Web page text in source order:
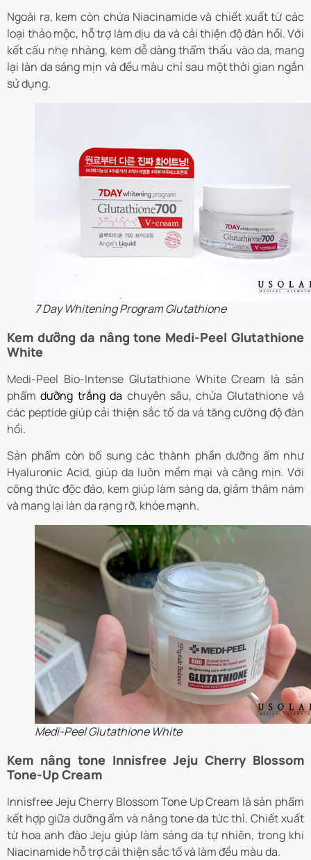
Ngoài ra, kem còn chứa Niacinamide và chiết xuất từ các
loại thảo mộc, hỗ trợ làm dịu da và cải thiện độ đàn hồi. Với
kết cấu nhẹ nhàng, kem dễ dàng thẩm thấu vào da, mang
lại làn da sáng mịn và đều màu chỉ sau một thời gian ngắn
sử dụng.
7 Day Whitening Program Glutathione
Kem dưỡng da nâng tone Medi-Peel Glutathione
White
Medi-Peel Bio-Intense Glutathione White Cream là sản
phẩmdưỡng trắng da chuyên sâu, chứa Glutathione và
các peptide giúp cải thiện sắc tố da và tăng cường độ đàn
hồi.
Sản phẩm còn bổ sung các thành phần dưỡng ẩm như
Hyaluronic Acid, giúp da luôn mềm mại và căng mịn. Với
công thức độc đáo, kem giúp làm sáng da, giảm thâm nám
và mang lại làn da rạng rỡ, khỏe mạnh.
Medi-Peel Glutathione White
Kem nâng tone Innisfree Jeju Cherry Blossom
Tone-Up Cream
Innisfree Jeju Cherry Blossom Tone Up Cream là sản phẩm
kết hợp giữa dưỡng ẩm và nâng tone da tức thì. Chiết xuất
từ hoa anh đào Jeju giúp làm sáng da tự nhiên, trong khi
Niacinamide hỗ trợ cải thiện sắc tố và làm đều màu da.